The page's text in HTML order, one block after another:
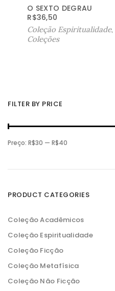
O SEXTO DEGRAU
R$36,50
Coleção Espiritualidade,
Coleções
FILTER BY PRICE
P
r
o
n
i
P
r
o
x
i
Preço: R$30 — R$40
PRODUCT CATEGORIES
Coleção Acadêmicos
Coleção Espiritualidade
Coleção Ficção
Coleção Metafísica
Coleção Não Ficção